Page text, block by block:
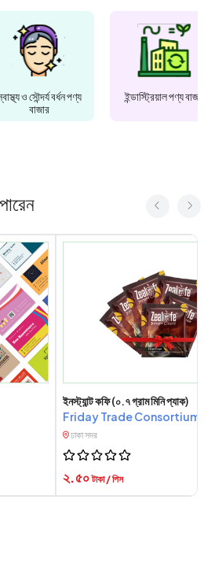
ও সৌন্দর্য বর্ধন পণ্য
বাজার
ইন্ডাস্ট্রিয়াল পণ্য
ইনস্ট্যান্ট কফি (০.৭ গ্রাম মিনি প্যাক)
Friday Trade Consortium
ঢাকা সদর
২.৫০টাকা / পিস